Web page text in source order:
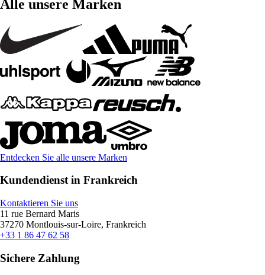
Alle unsere Marken
Entdecken Sie alle unsere Marken
Kundendienst in Frankreich
Kontaktieren Sie uns
11 rue Bernard Maris
37270 Montlouis-sur-Loire, Frankreich
+33 1 86 47 62 58
Sichere Zahlung